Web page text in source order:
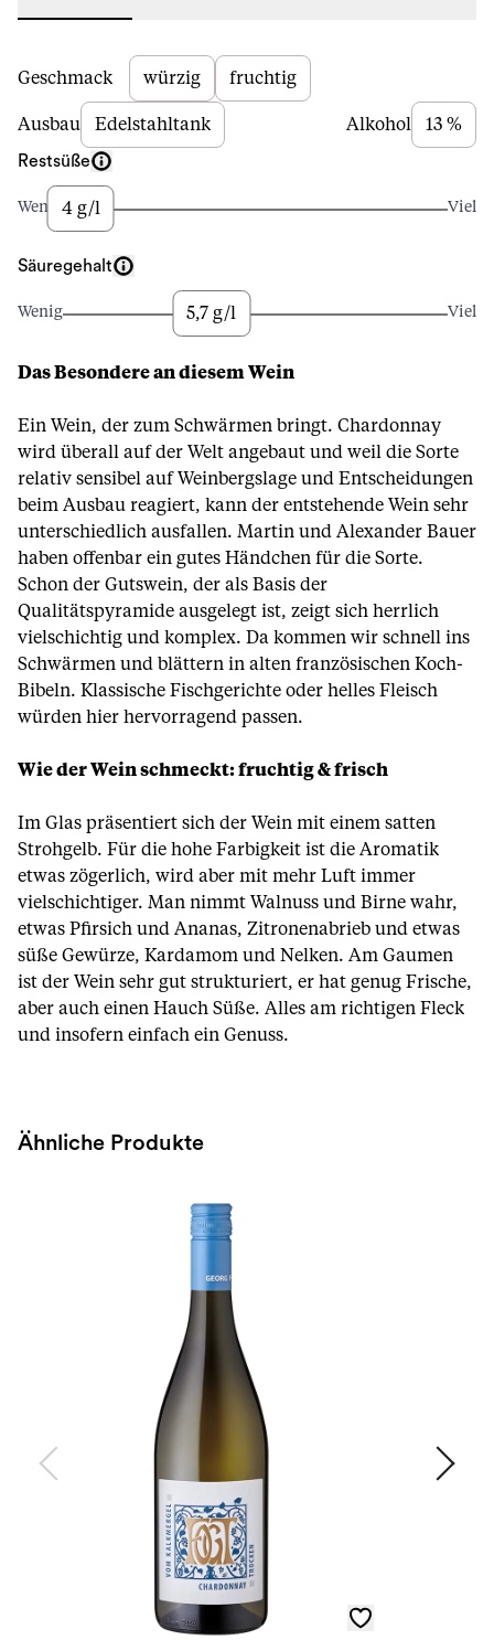
Beschreibung
Geschmack würzig fruchtig
Ausbau Edelstahltank Alkohol 13 %
Restsüße
Wenig4 g/l Viel
Säuregehalt
Wenig 5,7 g/l Viel
Das Besondere an diesem Wein
Ein Wein, der zum Schwärmen bringt. Chardonnay
wird überall auf der Welt angebaut und weil die Sorte
relativ sensibel auf Weinbergslage und Entscheidungen
beim Ausbau reagiert, kann der entstehende Wein sehr
unterschiedlich ausfallen. Martin und Alexander Bauer
haben offenbar ein gutes Händchen für die Sorte.
Schon der Gutswein, der als Basis der
Qualitätspyramide ausgelegt ist, zeigt sich herrlich
vielschichtig und komplex. Da kommen wir schnell ins
Schwärmen und blättern in alten französischen Koch-
Bibeln. Klassische Fischgerichte oder helles Fleisch
würden hier hervorragend passen.
Wie der Wein schmeckt: fruchtig & frisch
Im Glas präsentiert sich der Wein mit einem satten
Strohgelb. Für die hohe Farbigkeit ist die Aromatik
etwas zögerlich, wird aber mit mehr Luft immer
vielschichtiger. Man nimmt Walnuss und Birne wahr,
etwas Pfirsich und Ananas, Zitronenabrieb und etwas
süße Gewürze, Kardamom und Nelken. Am Gaumen
ist der Wein sehr gut strukturiert, er hat genug Frische,
aber auch einen Hauch Süße. Alles am richtigen Fleck
und insofern einfach ein Genuss.
Ähnliche Produkte